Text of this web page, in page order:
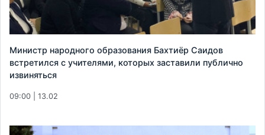
Министр народного образования Бахтиёр Саидов
встретился с учителями, которых заставили публично
извиняться
09:00 | 13.02